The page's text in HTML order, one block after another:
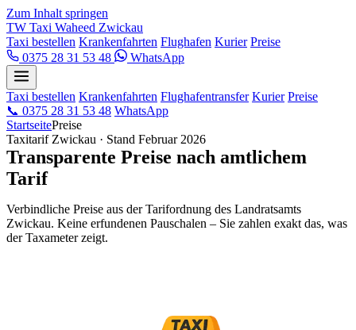
Zum Inhalt springen
TW Taxi Waheed Zwickau
Taxi bestellen Krankenfahrten Flughafen Kurier Preise
0375 28 31 53 48
WhatsApp
Taxi bestellen Krankenfahrten Flughafentransfer Kurier Preise
📞 0375 28 31 53 48 WhatsApp
StartseitePreise
Taxitarif Zwickau · Stand Februar 2026
Transparente Preise nach amtlichem
Tarif
Verbindliche Preise aus der Tarifordnung des Landratsamts
Zwickau. Keine erfundenen Pauschalen – Sie zahlen exakt das, was
der Taxameter zeigt.